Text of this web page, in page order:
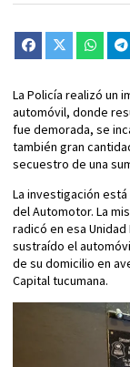
La Policía realizó un
automóvil, donde
fue demorada, se
también gran
secuestro de una
La investigación
del Automotor. La
radicó en esa
sustraído el
de su domicilio en
Capital tucumana.